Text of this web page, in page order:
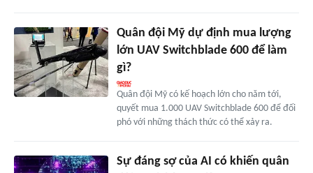
Quân đội Mỹ dự định mua lượng
lớn UAV Switchblade 600 để làm
gì?
Quân đội Mỹ có kế hoạch lớn cho năm tới,
quyết mua 1.000 UAV Switchblade 600 để đối
phó với những thách thức có thể xảy ra.
Sự đáng sợ của AI có khiến quân